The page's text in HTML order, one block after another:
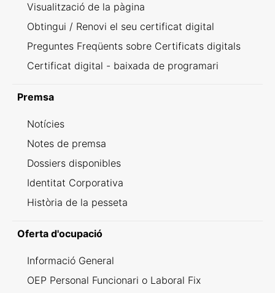
Visualització de la pàgina
Obtingui / Renovi el seu certificat digital
Preguntes Freqüents sobre Certificats digitals
Certificat digital - baixada de programari
Premsa
Notícies
Notes de premsa
Dossiers disponibles
Identitat Corporativa
Història de la pesseta
Oferta d'ocupació
Informació General
OEP Personal Funcionari o Laboral Fix